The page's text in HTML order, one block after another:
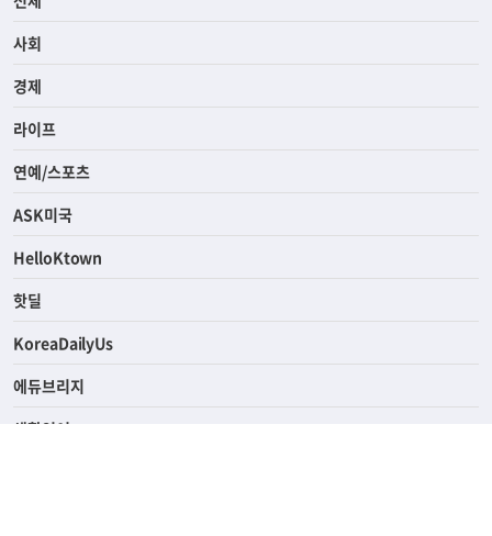
전체
사회
경제
라이프
연예/스포츠
ASK미국
HelloKtown
핫딜
KoreaDailyUs